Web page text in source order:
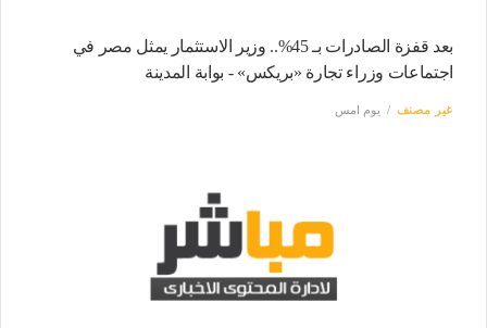
بعد قفزة الصادرات بـ 45%.. وزير الاستثمار يمثل مصر في
اجتماعات وزراء تجارة «بريكس» - بوابة المدينة
غير مصنف يوم امس